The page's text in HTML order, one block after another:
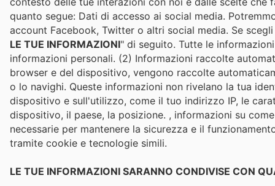
quanto segue: Dati di accesso ai social media.
account Facebook, Twitter o altri social media. Se
LE TUE INFORMAZIONI" di seguito. Tutte le
informazioni personali. (2) Informazioni raccolte
browser e del dispositivo, vengono raccolte
o lo navighi. Queste informazioni non rivelano la tua
dispositivo e sull'utilizzo, come il tuo indirizzo IP, le
dispositivo, il paese, la posizione. , informazioni su
necessarie per mantenere la sicurezza e il
tramite cookie e tecnologie simili.
LE TUE INFORMAZIONI SARANNO CONDIVISE CON